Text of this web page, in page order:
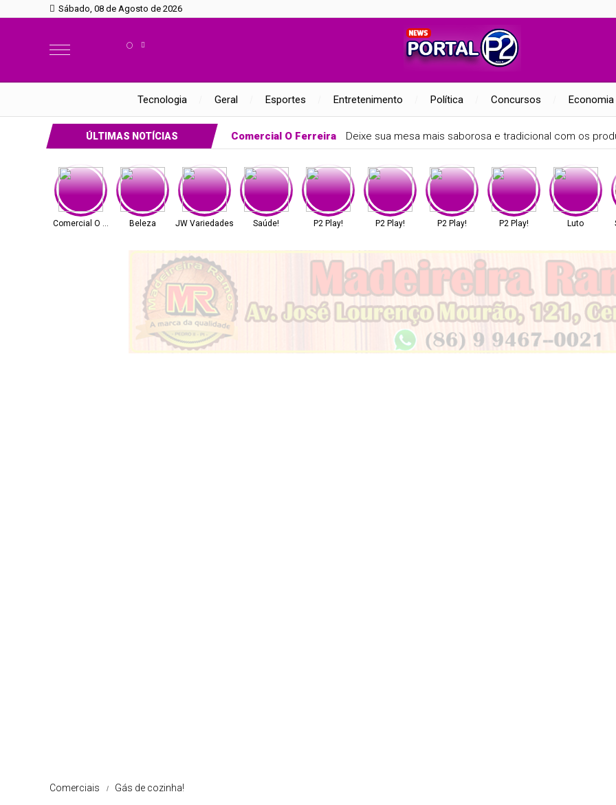
Sábado, 08 de Agosto de 2026
°
Tecnologia Geral Esportes Entretenimento Política Concursos Economia
ÚLTIMAS NOTÍCIAS Comercial O Ferreira Deixe sua mesa mais saborosa e tradicional com os
Comercial O FerreiraBeleza JW Variedades Saúde! P2 Play! P2 Play! P2 Play! P2 Play! Luto
Comerciais Gás de cozinha!